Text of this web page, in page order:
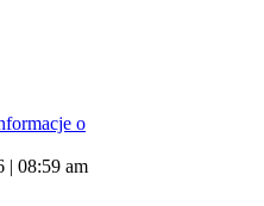
o
| 08:59 am